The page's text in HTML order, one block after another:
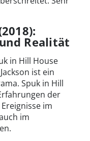
Realität
in Hill House
ist ein
Spuk in Hill
der
im
im